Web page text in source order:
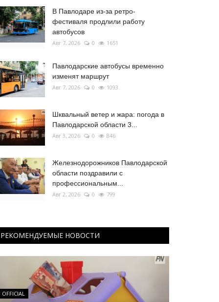
В Павлодаре из-за ретро-
фестиваля продлили работу
автобусов
Авг 7, 2026 0 1651
Павлодарские автобусы временно
изменят маршрут
Авг 7, 2026 0 1093
Шквальный ветер и жара: погода в
Павлодарской области 3...
Авг 3, 2026 0 846
Железнодорожников Павлодарской
области поздравили с
профессиональным...
Авг 2, 2026 0 799
РЕКОМЕНДУЕМЫЕ НОВОСТИ
OFFICIAL